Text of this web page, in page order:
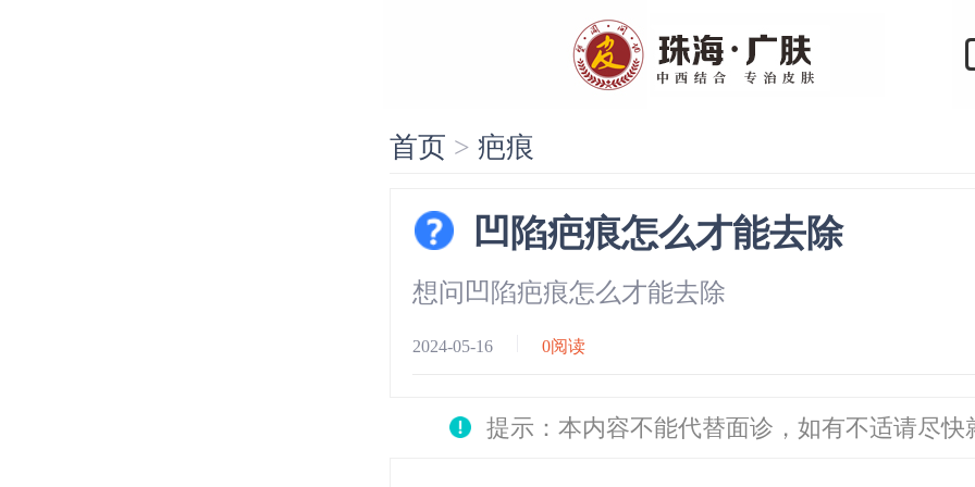
首页 >疤痕
凹陷疤痕怎么才能去除
想问凹陷疤痕怎么才能去除
2024-05-16 0阅读
提示：本内容不能代替面诊，如有不适请尽快